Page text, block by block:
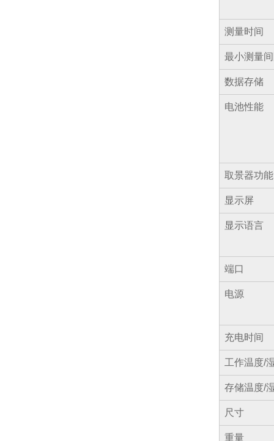
测量时间
最小测量
数据存储
电池性能
取景器功能
显示屏
显示语言
端口
电源
充电时间
工作温度/
存储温度/
尺寸
重量